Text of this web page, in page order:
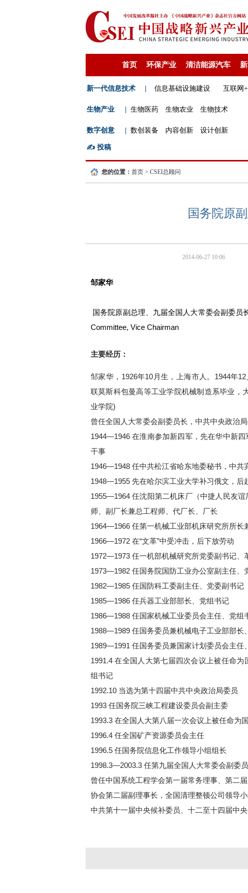
首页 环保产业 清洁能源汽车
新一代信息技术 信息基础设施建设 互联网+
生物产业 生物医药 生物农业 生物技术
数字创意 数创装备 内容创新 设计创新
✍️ 投稿
您的位置： 首页 > CSEI总顾问
国务院原
2014-06-27 10:06
邹家华
国务院原副总理、九届全国人大常委会副委员
Committee, Vice Chairman
主要经历：
邹家华，1926年10月生，上海市人。1944年
联莫斯科包曼高等工业学院机械制造系毕业，
业学院)
曾任全国人大常委会副委员长，中共中央政治局
1944—1946 在淮南参加新四军，先在华中新
干事
1946—1948 任中共松江省哈东地委秘书，中共
1948—1955 先在哈尔滨工业大学补习俄文，后
1955—1964 任沈阳第二机床厂（中捷人民友
师、副厂长兼总工程师、代厂长、厂长
1964—1966 任第一机械工业部机床研究所所长
1966—1972 在“文革”中受冲击，后下放劳动
1972—1973 任一机部机械研究所党委副书记、
1973—1982 任国务院国防工业办公室副主任、
1982—1985 任国防科工委副主任、党委副书记
1985—1986 任兵器工业部部长、党组书记
1986—1988 任国家机械工业委员会主任、党组
1988—1989 任国务委员兼机械电子工业部部长
1989—1991 任国务委员兼国家计划委员会主任
1991.4 在全国人大第七届四次会议上被任命
组书记
1992.10 当选为第十四届中共中央政治局委员
1993 任国务院三峡工程建设委员会副主委
1993.3 在全国人大第八届一次会议上被任命为
1996.4 任全国矿产资源委员会主任
1996.5 任国务院信息化工作领导小组组长
1998.3—2003.3 任第九届全国人大常委会副委
曾任中国系统工程学会第一届常务理事、第二
协会第二届副理事长，全国清理整顿公司领导
中共第十一届中央候补委员、十二至十四届中